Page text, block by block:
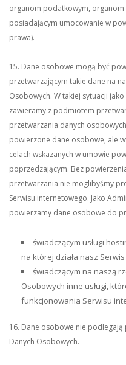
organom podatkowym,
posiadającym umocowanie w
prawa).
15. Dane osobowe mogą być
przetwarzającym takie dane na
Osobowych. W takiej sytuacji
zawieramy z podmiotem
przetwarzania danych
powierzone dane osobowe, ale
celach wskazanych w umowie
poprzedzającym. Bez
przetwarzania nie moglibyśmy
Serwisu internetowego. Jako
powierzamy dane osobowe do
świadczącym usługi
na której działa nasz
świadczącym na naszą
Osobowych inne usługi,
funkcjonowania Serwisu
16. Dane osobowe nie
Danych Osobowych.